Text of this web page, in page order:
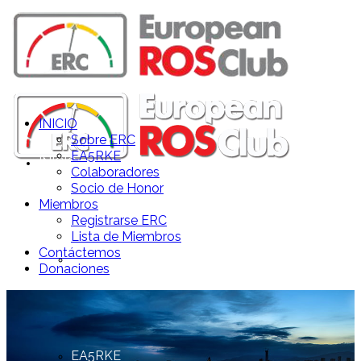
INICIO
Sobre ERC
EA5RKE
INICIO
Sobre ERC
EA5RKE
Colaboradores
Socio de Honor
Miembros
Registrarse ERC
Lista de Miembros
Contáctemos
Donaciones